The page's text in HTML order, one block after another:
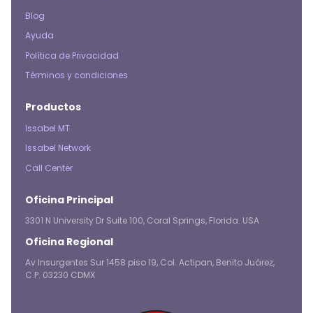
Blog
Ayuda
Política de Privacidad
Términos y condiciones
Productos
Issabel MT
Issabel Network
Call Center
Oficina Principal
3301 N University Dr Suite 100, Coral Springs, Florida. USA
Oficina Regional
Av Insurgentes Sur 1458 piso 19, Col. Actipan, Benito Juárez,
C.P. 03230 CDMX